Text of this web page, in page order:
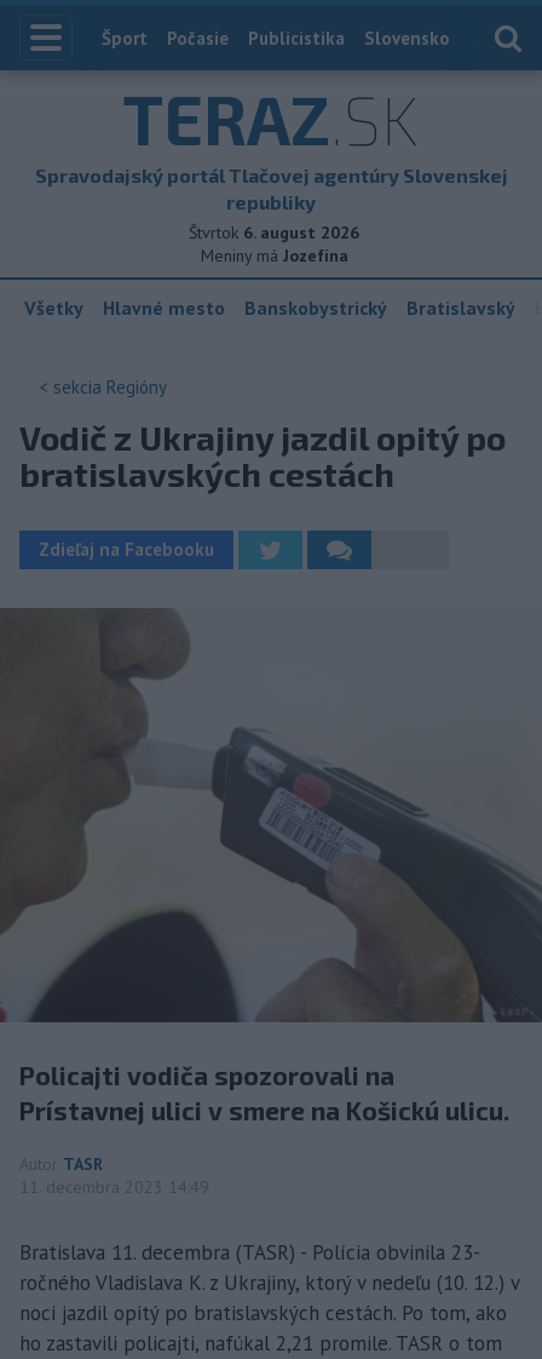
Index
Šport Počasie Publicistika Slovensko
TERAZ.SK
Spravodajský portál Tlačovej agentúry Slovenskej
republiky
Štvrtok 6. august 2026
Meniny má Jozefína
Všetky Hlavné mesto Banskobystrický Bratislavský
< sekcia Regióny
Vodič z Ukrajiny jazdil opitý po
bratislavských cestách
Zdieľaj na Facebooku
Policajti vodiča spozorovali na
Prístavnej ulici v smere na Košickú ulicu.
Autor TASR
11. decembra 2023 14:49
Bratislava 11. decembra (TASR) - Polícia obvinila 23-
ročného Vladislava K. z Ukrajiny, ktorý v nedeľu (10. 12.) v
noci jazdil opitý po bratislavských cestách. Po tom, ako
ho zastavili policajti, nafúkal 2,21 promile. TASR o tom